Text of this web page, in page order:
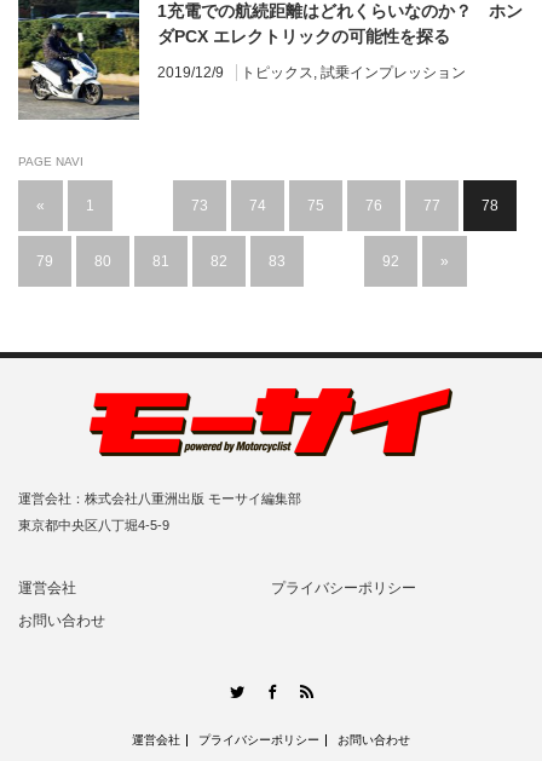
1充電での航続距離はどれくらいなのか？ ホン
ダPCX エレクトリックの可能性を探る
2019/12/9 トピックス, 試乗インプレッション
PAGE NAVI
« 1 73 74 75 76 77 78
79 80 81 82 83 92 »
運営会社：株式会社八重洲出版 モーサイ編集部
東京都中央区八丁堀4-5-9
運営会社
プライバシーポリシー
お問い合わせ
TwitterFacebook
運営会社 プライバシーポリシー お問い合わせ